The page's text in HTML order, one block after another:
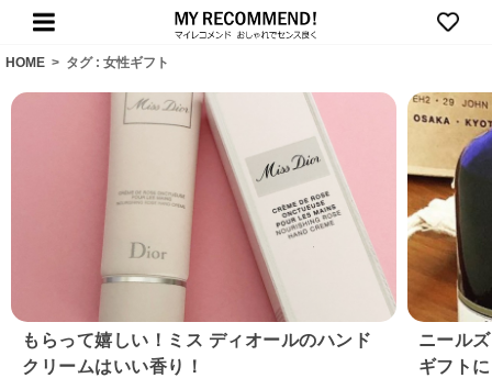
HOME > タグ : 女性ギフト
もらって嬉しい！ミス ディオールのハンド
クリームはいい香り！
ニール
ギフト